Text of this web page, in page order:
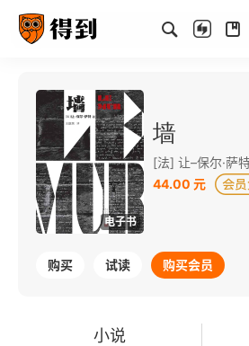
电子书
墙
[法] 让–保尔·萨
44.00 元
购买 试读 购买会员
小说